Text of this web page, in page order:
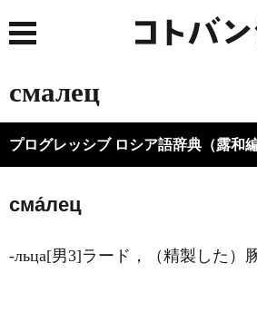
смалец
プログレッシブ ロシア語辞典（露和編
сма́лец
-льца[男3]ラード，（精製した）